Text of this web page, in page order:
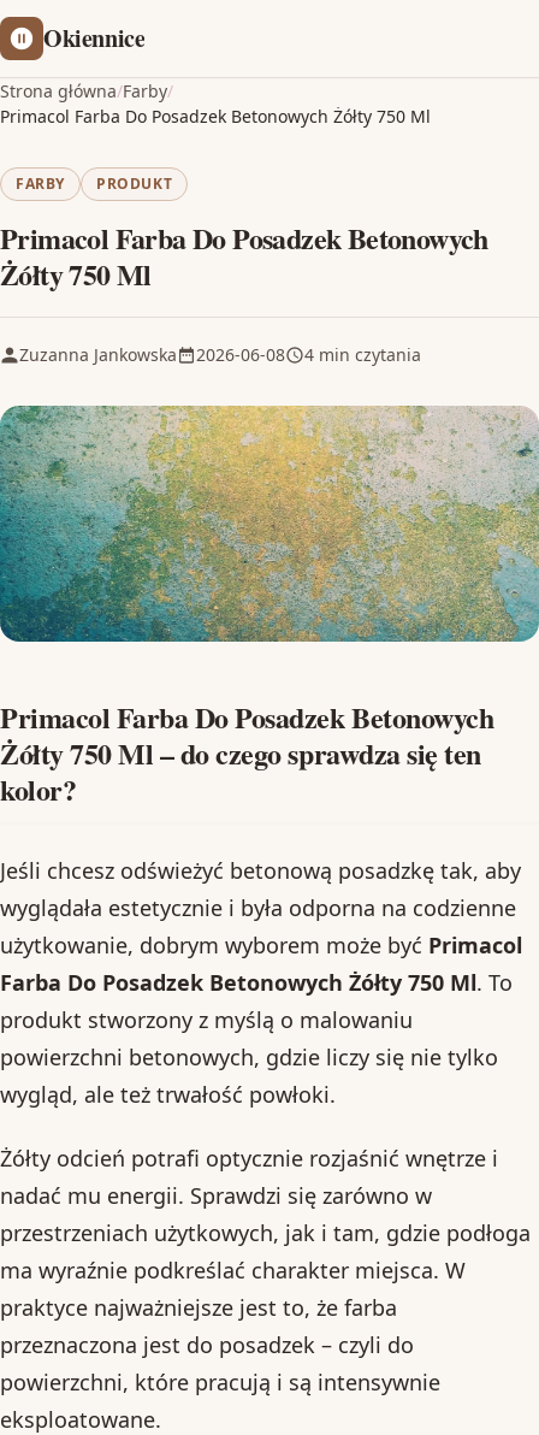
Okiennice
Strona główna/Farby/
Primacol Farba Do Posadzek Betonowych Żółty 750 Ml
FARBY PRODUKT
Primacol Farba Do Posadzek Betonowych
Żółty 750 Ml
Zuzanna Jankowska 2026-06-08 4 min czytania
Primacol Farba Do Posadzek Betonowych
Żółty 750 Ml – do czego sprawdza się ten
kolor?
Jeśli chcesz odświeżyć betonową posadzkę tak, aby
wyglądała estetycznie i była odporna na codzienne
użytkowanie, dobrym wyborem może być Primacol
Farba Do Posadzek Betonowych Żółty 750 Ml. To
produkt stworzony z myślą o malowaniu
powierzchni betonowych, gdzie liczy się nie tylko
wygląd, ale też trwałość powłoki.
Żółty odcień potrafi optycznie rozjaśnić wnętrze i
nadać mu energii. Sprawdzi się zarówno w
przestrzeniach użytkowych, jak i tam, gdzie podłoga
ma wyraźnie podkreślać charakter miejsca. W
praktyce najważniejsze jest to, że farba
przeznaczona jest do posadzek – czyli do
powierzchni, które pracują i są intensywnie
eksploatowane.